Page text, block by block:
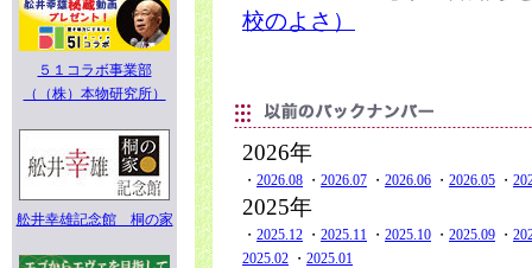
５１コラボ事業部
（（株）本物研究所）
舩井幸雄記念館 桐の家
校のよさ）
2026年
・ 2026.08 ・ 2026.07 ・ 2026.06 ・ 2026.05 ・
2025年
・ 2025.12 ・ 2025.11 ・ 2025.10 ・ 2025.09 ・
2025.02 ・ 2025.01